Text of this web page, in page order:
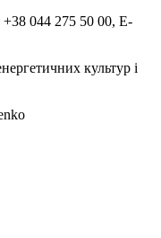
+38 044 275 50 00, E-
культур і